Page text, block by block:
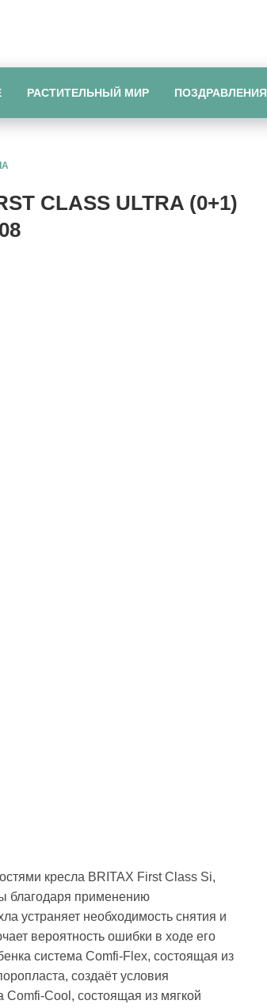
РАСТИТЕЛЬНЫЙ МИР ПОЗДРАВЛЕНИЯ
CLASS ULTRA (0+1)
кресла BRITAX First Class Si,
благодаря применению
устраняет необходимость снятия и
вероятность ошибки в ходе его
система Comfi-Flex, состоящая из
создаёт условия
Cool, состоящая из мягкой